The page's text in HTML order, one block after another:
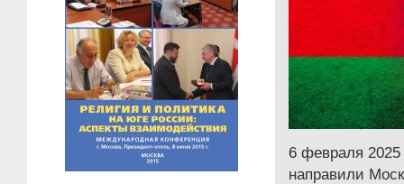
6 февраля
направили